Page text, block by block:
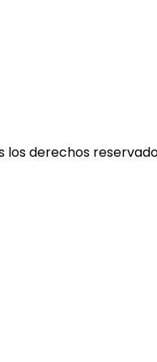
los derechos